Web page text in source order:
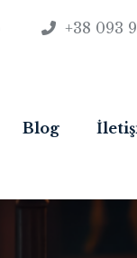
+38 093
Blog